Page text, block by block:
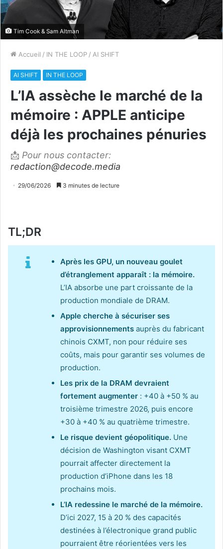
Tim Cook & Sam Altman
Accueil / IN THE LOOP / AI SHIFT
AI SHIFT IN THE LOOP
L’IA assèche le marché de la
mémoire : APPLE anticipe
déjà les prochaines pénuries
📩 Pour nous contacter:
redaction@decode.media
29/06/2026 3 minutes de lecture
TL;DR
Après les GPU, un nouveau goulet
d’étranglement apparaît : la mémoire.
L’IA absorbe une part croissante de la
production mondiale de DRAM.
Apple cherche à sécuriser ses
approvisionnements auprès du fabricant
chinois CXMT, non pour réduire ses
coûts, mais pour garantir ses volumes de
production.
Les prix de la DRAM devraient
fortement augmenter : +40 à +50 % au
troisième trimestre 2026, puis encore
+30 à +40 % au quatrième trimestre.
Le risque devient géopolitique. Une
décision de Washington visant CXMT
pourrait affecter directement la
production d’iPhone dans les 18
prochains mois.
L’IA redessine le marché de la mémoire.
D’ici 2027, 15 à 20 % des capacités
destinées à l’électronique grand public
pourraient être réorientées vers les